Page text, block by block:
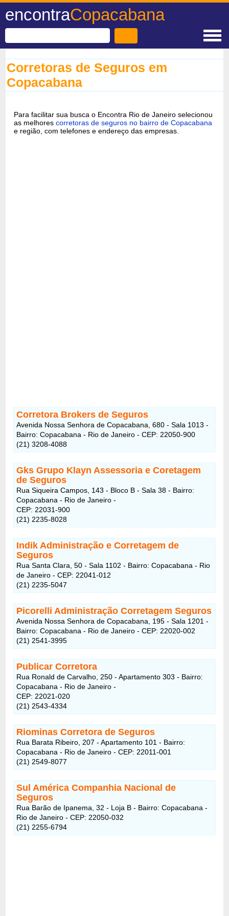
encontraCopacabana
Corretoras de Seguros em
Copacabana
Para facilitar sua busca o Encontra Rio de Janeiro selecionou
as melhorescorretoras de seguros no bairro de Copacabana
e região, com telefones e endereço das empresas.
Corretora Brokers de Seguros
Avenida Nossa Senhora de Copacabana, 680 - Sala 1013 -
Bairro: Copacabana - Rio de Janeiro - CEP: 22050-900
(21) 3208-4088
Gks Grupo Klayn Assessoria e Coretagem
de Seguros
Rua Siqueira Campos, 143 - Bloco B - Sala 38 - Bairro:
Copacabana - Rio de Janeiro -
CEP: 22031-900
(21) 2235-8028
Indik Administração e Corretagem de
Seguros
Rua Santa Clara, 50 - Sala 1102 - Bairro: Copacabana - Rio
de Janeiro - CEP: 22041-012
(21) 2235-5047
Picorelli Administração Corretagem Seguros
Avenida Nossa Senhora de Copacabana, 195 - Sala 1201 -
Bairro: Copacabana - Rio de Janeiro - CEP: 22020-002
(21) 2541-3995
Publicar Corretora
Rua Ronald de Carvalho, 250 - Apartamento 303 - Bairro:
Copacabana - Rio de Janeiro -
CEP: 22021-020
(21) 2543-4334
Riominas Corretora de Seguros
Rua Barata Ribeiro, 207 - Apartamento 101 - Bairro:
Copacabana - Rio de Janeiro - CEP: 22011-001
(21) 2549-8077
Sul América Companhia Nacional de
Seguros
Rua Barão de Ipanema, 32 - Loja B - Bairro: Copacabana -
Rio de Janeiro - CEP: 22050-032
(21) 2255-6794